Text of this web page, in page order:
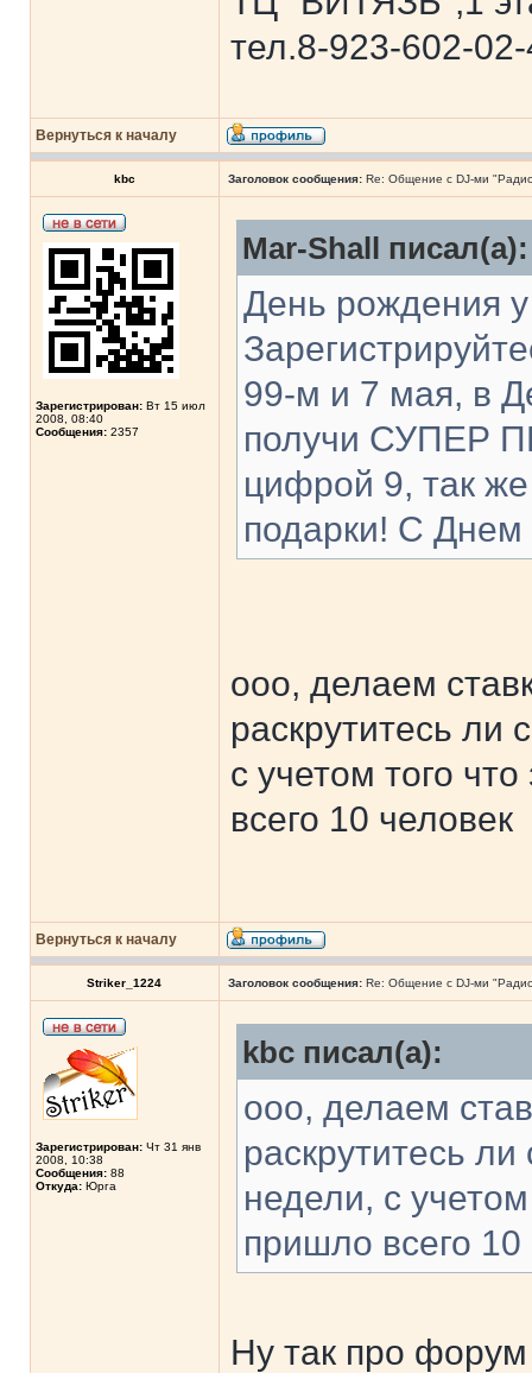
тел.8-923-602-
Вернуться к началу
kbc Заголовок сообщения: Re: Общение с DJ-ми
Зарегистрирован: Вт 15 июл
2008, 08:40
Сообщения: 2357
Mar-Shall писал(а):
День рождения
99-м и 7 мая, в
получи СУПЕР
цифрой 9, так
подарки! С
ооо, делаем
раскрутитесь ли
с учетом того
всего 10 человек
Вернуться к началу
Striker_1224 Заголовок сообщения: Re: Общение с DJ-ми
Зарегистрирован: Чт 31 янв
2008, 10:38
Сообщения: 88
Откуда: Юрга
kbc писал(а):
ооо, делаем
раскрутитесь
недели, с
пришло всего 10
Ну так про